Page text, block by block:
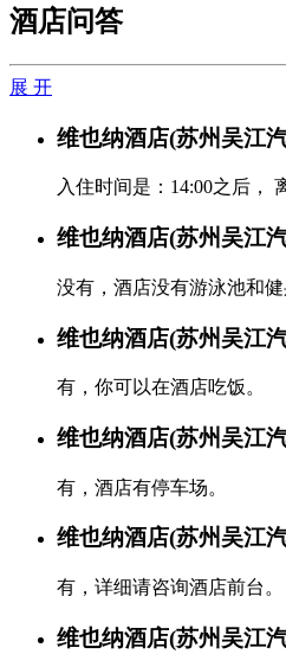
酒店问答
展 开
维也纳酒店(苏州吴江
入住时间是：14:00之后，
维也纳酒店(苏州吴江
没有，酒店没有游泳池和
维也纳酒店(苏州吴江
有，你可以在酒店吃饭。
维也纳酒店(苏州吴江
有，酒店有停车场。
维也纳酒店(苏州吴江
有，详细请咨询酒店前台。
维也纳酒店(苏州吴江